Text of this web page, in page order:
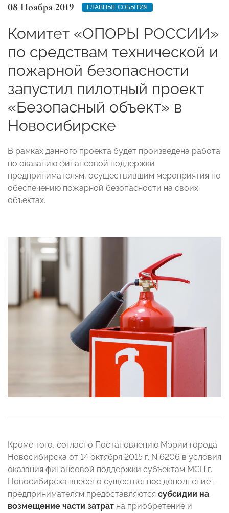
08 Ноября 2019 ГЛАВНЫЕ СОБЫТИЯ
Комитет «ОПОРЫ РОССИИ»
по средствам технической и
пожарной безопасности
запустил пилотный проект
«Безопасный объект» в
Новосибирске
В рамках данного проекта будет произведена работа
по оказанию финансовой поддержки
предпринимателям, осуществившим мероприятия по
обеспечению пожарной безопасности на своих
объектах.
Кроме того, согласно Постановлению Мэрии города
Новосибирска от 14 октября 2015 г. N 6206 в условия
оказания финансовой поддержки субъектам МСП г.
Новосибирска внесено существенное дополнение –
предпринимателям предоставляются субсидии на
возмещение части затрат на приобретение и